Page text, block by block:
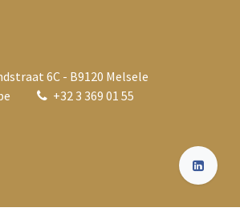
6C - B9120 Melsele
+32 3 369 01 55